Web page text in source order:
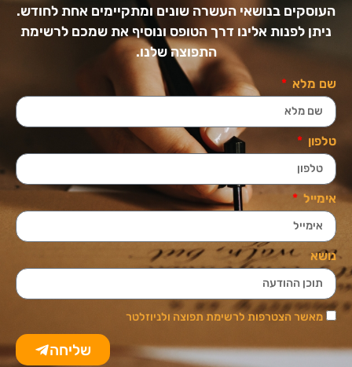
העוסקים בנושאי העשרה שונים ומתקיימים אחת לחודש.
ניתן לפנות אלינו דרך הטופס ונוסיף את שמכם לרשימת
התפוצה שלנו.
שם מלא
טלפון
אימייל
נושא
מאשר הצטרפות לרשימת תפוצה ולניוזלטר
שליחה